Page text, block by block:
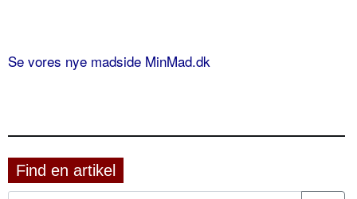
Se vores nye madside MinMad.dk
Find en artikel